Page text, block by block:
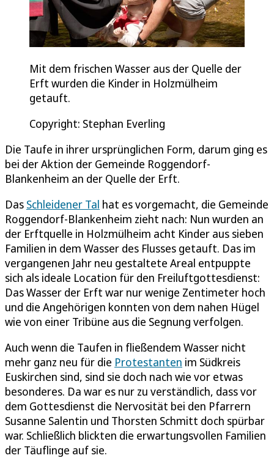
Mit dem frischen Wasser aus der Quelle der
Erft wurden die Kinder in Holzmülheim
getauft.
Copyright: Stephan Everling
Die Taufe in ihrer ursprünglichen Form, darum ging es
bei der Aktion der Gemeinde Roggendorf-
Blankenheim an der Quelle der Erft.
Das Schleidener Tal hat es vorgemacht, die Gemeinde
Roggendorf-Blankenheim zieht nach: Nun wurden an
der Erftquelle in Holzmülheim acht Kinder aus sieben
Familien in dem Wasser des Flusses getauft. Das im
vergangenen Jahr neu gestaltete Areal entpuppte
sich als ideale Location für den Freiluftgottesdienst:
Das Wasser der Erft war nur wenige Zentimeter hoch
und die Angehörigen konnten von dem nahen Hügel
wie von einer Tribüne aus die Segnung verfolgen.
Auch wenn die Taufen in fließendem Wasser nicht
mehr ganz neu für die Protestanten im Südkreis
Euskirchen sind, sind sie doch nach wie vor etwas
besonderes. Da war es nur zu verständlich, dass vor
dem Gottesdienst die Nervosität bei den Pfarrern
Susanne Salentin und Thorsten Schmitt doch spürbar
war. Schließlich blickten die erwartungsvollen Familien
der Täuflinge auf sie.